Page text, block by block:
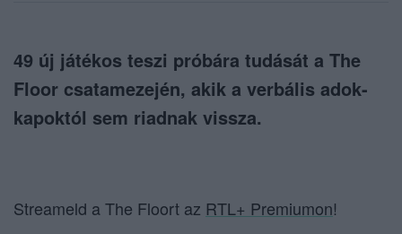
49 új játékos teszi próbára tudását a The
Floor csatamezején, akik a verbális adok-
kapoktól sem riadnak vissza.
Streameld a The Floort az RTL+ Premiumon!